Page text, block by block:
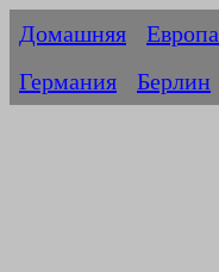
Домашняя Европа
Германия
Берлин